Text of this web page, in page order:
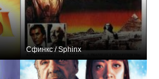
Сфинкс / Sphinx